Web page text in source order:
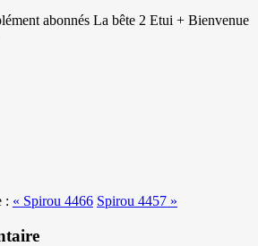
abonnés La bête 2 Etui + Bienvenue
: « Spirou 4466 Spirou 4457 »